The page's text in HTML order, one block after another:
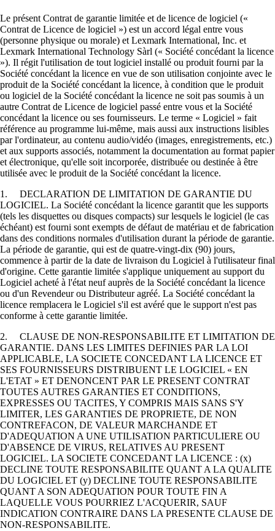
Le présent Contrat de garantie limitée et de licence de logiciel («
Contrat de Licence de logiciel ») est un accord légal entre vous
(personne physique ou morale) et Lexmark International, Inc. et
Lexmark International Technology Sàrl (« Société concédant la licence
»). Il régit l'utilisation de tout logiciel installé ou produit fourni par la
Société concédant la licence en vue de son utilisation conjointe avec le
produit de la Société concédant la licence, à condition que le produit
ou logiciel de la Société concédant la licence ne soit pas soumis à un
autre Contrat de Licence de logiciel passé entre vous et la Société
concédant la licence ou ses fournisseurs. Le terme « Logiciel » fait
référence au programme lui-même, mais aussi aux instructions lisibles
par l'ordinateur, au contenu audio/vidéo (images, enregistrements, etc.)
et aux supports associés, notamment la documentation au format papier
et électronique, qu'elle soit incorporée, distribuée ou destinée à être
utilisée avec le produit de la Société concédant la licence.
1. DECLARATION DE LIMITATION DE GARANTIE DU
LOGICIEL. La Société concédant la licence garantit que les supports
(tels les disquettes ou disques compacts) sur lesquels le logiciel (le cas
échéant) est fourni sont exempts de défaut de matériau et de fabrication
dans des conditions normales d'utilisation durant la période de garantie.
La période de garantie, qui est de quatre-vingt-dix (90) jours,
commence à partir de la date de livraison du Logiciel à l'utilisateur final
d'origine. Cette garantie limitée s'applique uniquement au support du
Logiciel acheté à l'état neuf auprès de la Société concédant la licence
ou d'un Revendeur ou Distributeur agréé. La Société concédant la
licence remplacera le Logiciel s'il est avéré que le support n'est pas
conforme à cette garantie limitée.
2. CLAUSE DE NON-RESPONSABILITE ET LIMITATION DE
GARANTIE. DANS LES LIMITES DEFINIES PAR LA LOI
APPLICABLE, LA SOCIETE CONCEDANT LA LICENCE ET
SES FOURNISSEURS DISTRIBUENT LE LOGICIEL « EN
L'ETAT » ET DENONCENT PAR LE PRESENT CONTRAT
TOUTES AUTRES GARANTIES ET CONDITIONS,
EXPRESSES OU TACITES, Y COMPRIS MAIS SANS S'Y
LIMITER, LES GARANTIES DE PROPRIETE, DE NON
CONTREFACON, DE VALEUR MARCHANDE ET
D'ADEQUATION A UNE UTILISATION PARTICULIERE OU
D'ABSENCE DE VIRUS, RELATIVES AU PRESENT
LOGICIEL. LA SOCIETE CONCEDANT LA LICENCE : (x)
DECLINE TOUTE RESPONSABILITE QUANT A LA QUALITE
DU LOGICIEL ET (y) DECLINE TOUTE RESPONSABILITE
QUANT A SON ADEQUATION POUR TOUTE FIN A
LAQUELLE VOUS POURRIEZ L'ACQUERIR, SAUF
INDICATION CONTRAIRE DANS LA PRESENTE CLAUSE DE
NON-RESPONSABILITE.